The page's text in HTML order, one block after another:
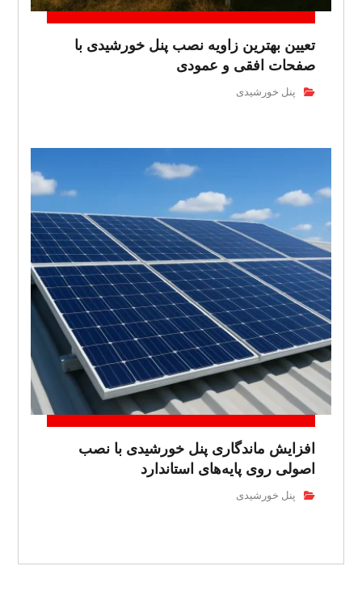
تعیین بهترین زاویه نصب پنل خورشیدی با
صفحات افقی و عمودی
پنل خورشیدی
افزایش ماندگاری پنل خورشیدی با نصب
اصولی روی پایه‌های استاندارد
پنل خورشیدی